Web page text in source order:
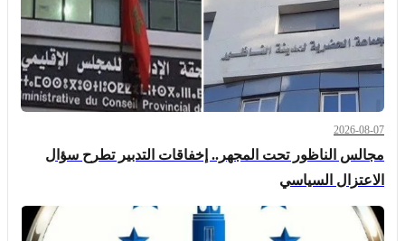
2026-08-07
مجالس الناظور تحت المجهر.. إخفاقات التدبير تطرح سؤال
الاعتزال السياسي